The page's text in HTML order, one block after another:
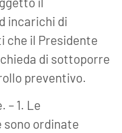
incarichi di
che il Presidente
di sottoporre
preventivo.
– 1. Le
ordinate